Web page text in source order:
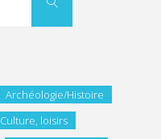
Archéologie/Histoire
Culture, loisirs